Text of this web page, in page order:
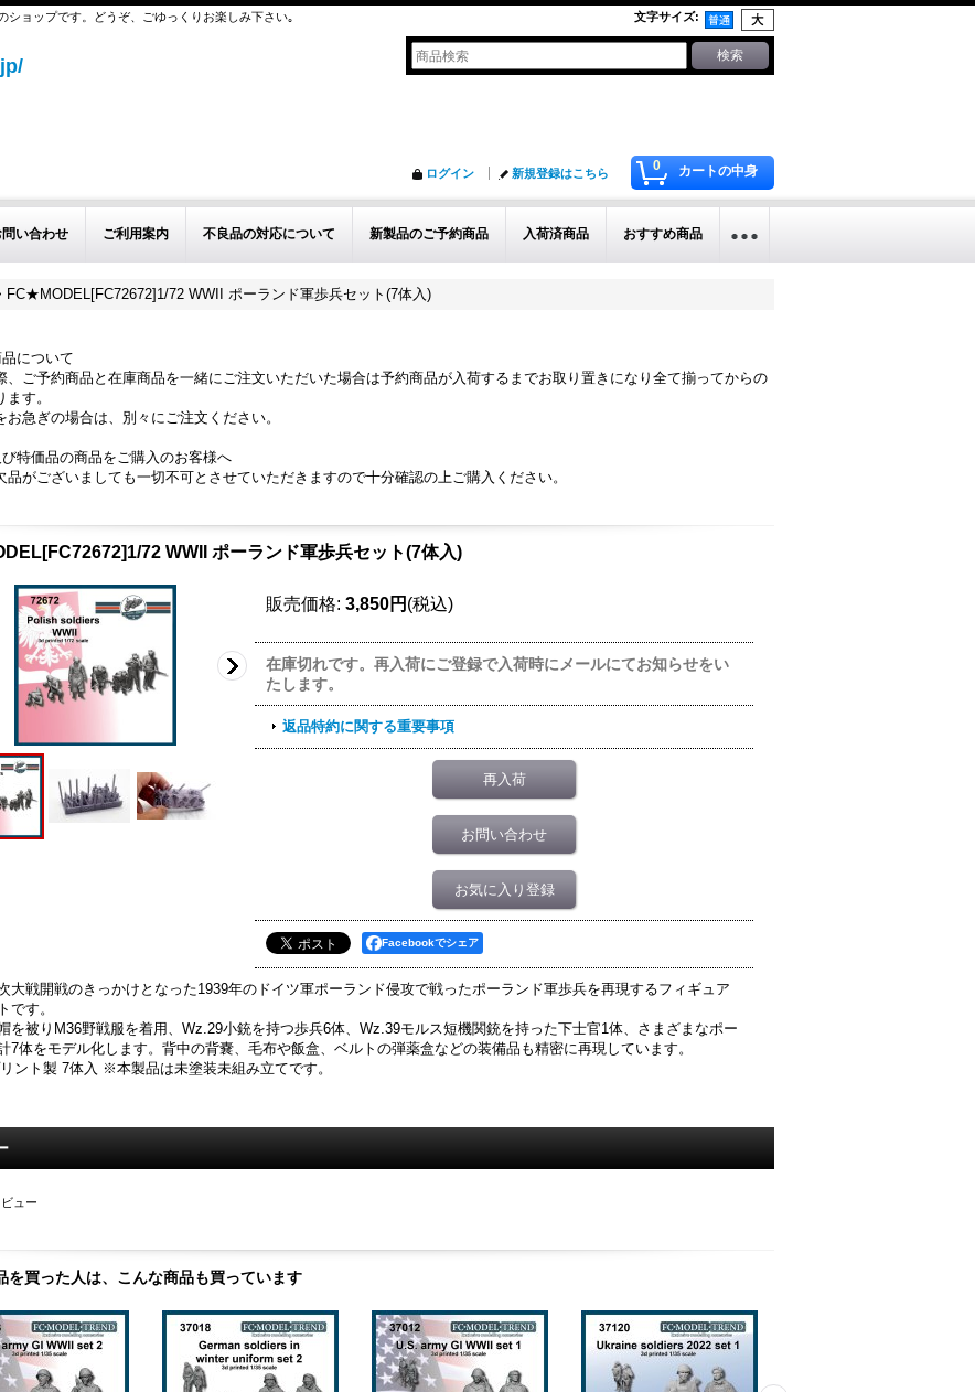
ョップです。どうぞ、ごゆっくりお楽しみ下さい｡ 文字サイズ:
0 カートの中身
ログイン 新規登録はこちら
問い合わせ ご利用案内 不良品の対応について 新製品のご予約商品 入荷済商品 おすすめ商品
FC★MODEL[FC72672]1/72 WWII ポーランド軍歩兵セット(7体入)
について
、ご予約商品と在庫商品を一緒にご注文いただいた場合は予約商品が入荷するまでお取り置きになり全て揃ってからの
す。
お急ぎの場合は、別々にご注文ください。
特価品の商品をご購入のお客様へ
品がございましても一切不可とさせていただきますので十分確認の上ご購入ください。
72 WWII ポーランド軍歩兵セット(7体入)
販売価格: 3,850円 (税込)
在庫切れです。再入荷にご登録で入荷時にメールにてお知らせをい
たします。
返品特約に関する重要事項
再入荷
お問い合わせ
お気に入り登録
Facebookでシェア
大戦開戦のきっかけとなった1939年のドイツ軍ポーランド侵攻で戦ったポーランド軍歩兵を再現するフィギュア
です。
を被りM36野戦服を着用、Wz.29小銃を持つ歩兵6体、Wz.39モルス短機関銃を持った下士官1体、さまざまなポー
7体をモデル化します。背中の背嚢、毛布や飯盒、ベルトの弾薬盒などの装備品も精密に再現しています。
ント製 7体入 ※本製品は未塗装未組み立てです。
ュー
を買った人は、こんな商品も買っています